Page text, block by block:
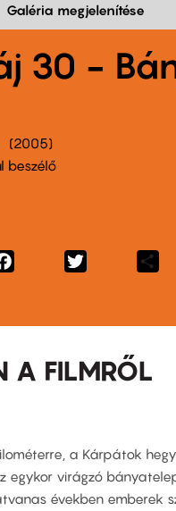
Galéria megjelenítése
30 -
2005
beszélő
Facebook
A FILMRŐL
a Kárpátok
egykor virágzó
években emberek